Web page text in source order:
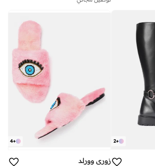
+
2
+
4
زوري وورلد